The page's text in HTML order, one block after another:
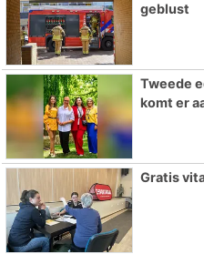
geblust
Tweede
komt er
Gratis